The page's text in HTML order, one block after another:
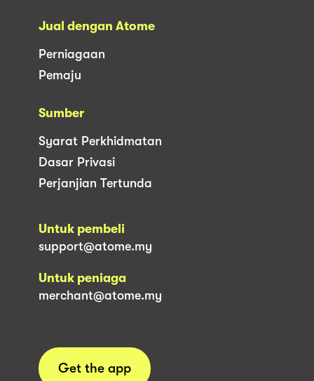
Jual dengan Atome
Perniagaan
Pemaju
Sumber
Syarat Perkhidmatan
Dasar Privasi
Perjanjian Tertunda
Untuk pembeli
support@atome.my
Untuk peniaga
merchant@atome.my
Get the app